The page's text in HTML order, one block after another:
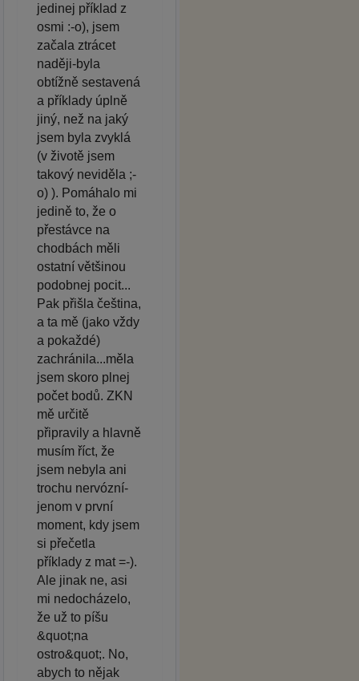
jedinej příklad z
osmi :-o), jsem
začala ztrácet
naději-byla
obtížně sestavená
a příklady úplně
jiný, než na jaký
jsem byla zvyklá
(v životě jsem
takový neviděla ;-
o) ). Pomáhalo mi
jedině to, že o
přestávce na
chodbách měli
ostatní většinou
podobnej pocit...
Pak přišla čeština,
a ta mě (jako vždy
a pokaždé)
zachránila...měla
jsem skoro plnej
počet bodů. ZKN
mě určitě
připravily a hlavně
musím říct, že
jsem nebyla ani
trochu nervózní-
jenom v první
moment, kdy jsem
si přečetla
příklady z mat =-).
Ale jinak ne, asi
mi nedocházelo,
že už to píšu
&quot;na
ostro&quot;. No,
abych to nějak